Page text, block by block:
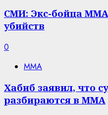
СМИ: Экс-бойца
убийств
0
MMA
Хабиб заявил, что
разбираются в ММА